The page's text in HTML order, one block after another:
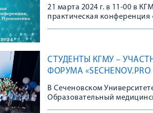
21 марта 2024 г. в 11-00 в
практическая
СТУДЕНТЫ КГМУ –
ФОРУМА «SECHENOV.PRO
В Сеченовском
Образовательный